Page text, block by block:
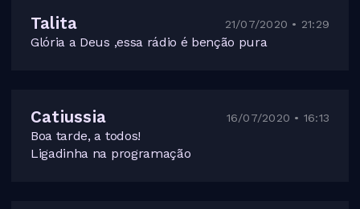
Talita 21/07/2020 • 21:29
Glória a Deus ,essa rádio é benção pura
Catiussia 16/07/2020 • 16:13
Boa tarde, a todos!
Ligadinha na programação